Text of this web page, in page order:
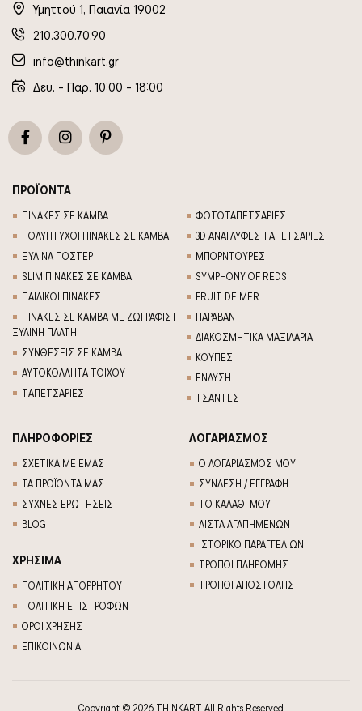
Υμηττού 1, Παιανία 19002
210.300.70.90
info@thinkart.gr
Δευ. - Παρ. 10:00 - 18:00
ΠΡΟΪΟΝΤΑ
ΠΙΝΑΚΕΣ ΣΕ ΚΑΜΒΑ
ΠΟΛΥΠΤΥΧΟΙ ΠΙΝΑΚΕΣ ΣΕ ΚΑΜΒΑ
ΞΥΛΙΝΑ ΠΟΣΤΕΡ
SLIM ΠΙΝΑΚΕΣ ΣΕ ΚΑΜΒΑ
ΠΑΙΔΙΚΟΙ ΠΙΝΑΚΕΣ
ΠΙΝΑΚΕΣ ΣΕ ΚΑΜΒΑ ΜΕ ΖΩΓΡΑΦΙΣΤΗ
ΞΥΛΙΝΗ ΠΛΑΤΗ
ΣΥΝΘΕΣΕΙΣ ΣΕ ΚΑΜΒΑ
ΑΥΤΟΚΟΛΛΗΤΑ ΤΟΙΧΟΥ
TΑΠΕΤΣΑΡΙΕΣ
ΦΩΤΟΤΑΠΕΤΣΑΡΙΕΣ
3D AΝΑΓΛΥΦΕΣ TΑΠΕΤΣΑΡΙΕΣ
ΜΠΟΡΝΤΟΥΡΕΣ
SYMPHONY OF REDS
FRUIT DE MER
ΠΑΡΑΒΑΝ
ΔΙΑΚΟΣΜΗΤΙΚΑ ΜΑΞΙΛΑΡΙΑ
ΚΟΥΠΕΣ
ΕΝΔΥΣΗ
ΤΣΑΝΤΕΣ
ΠΛΗΡΟΦΟΡΙΕΣ
ΣΧΕΤΙΚΑ ΜΕ ΕΜΑΣ
ΤΑ ΠΡΟΪΟΝΤΑ ΜΑΣ
ΣΥΧΝΕΣ ΕΡΩΤΗΣΕΙΣ
BLOG
ΛΟΓΑΡΙΑΣΜΟΣ
Ο ΛΟΓΑΡΙΑΣΜΟΣ ΜΟΥ
ΣΥΝΔΕΣΗ / ΕΓΓΡΑΦΗ
ΤΟ ΚΑΛΑΘΙ ΜΟΥ
ΛΙΣΤΑ ΑΓΑΠΗΜΕΝΩΝ
ΙΣΤΟΡΙΚΟ ΠΑΡΑΓΓΕΛΙΩΝ
ΤΡΟΠΟΙ ΠΛΗΡΩΜΗΣ
ΤΡΟΠΟΙ ΑΠΟΣΤΟΛΗΣ
ΧΡΗΣΙΜΑ
ΠΟΛΙΤΙΚΗ ΑΠΟΡΡΗΤΟΥ
ΠΟΛΙΤΙΚΗ ΕΠΙΣΤΡΟΦΩΝ
ΟΡΟΙ ΧΡΗΣΗΣ
ΕΠΙΚΟΙΝΩΝΙΑ
Copyright © 2026 THINKART. All Rights Reserved.